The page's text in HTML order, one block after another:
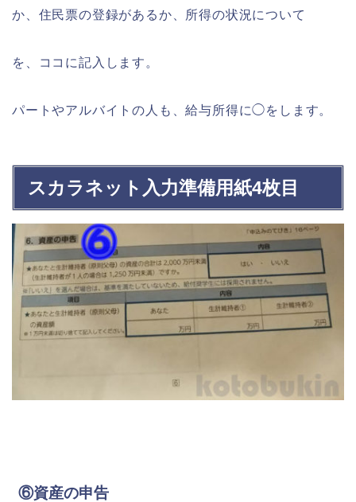
か、住民票の登録があるか、所得の状況について
を、ココに記入します。
パートやアルバイトの人も、給与所得に◯をします。
スカラネット入力準備用紙4枚目
⑥資産の申告